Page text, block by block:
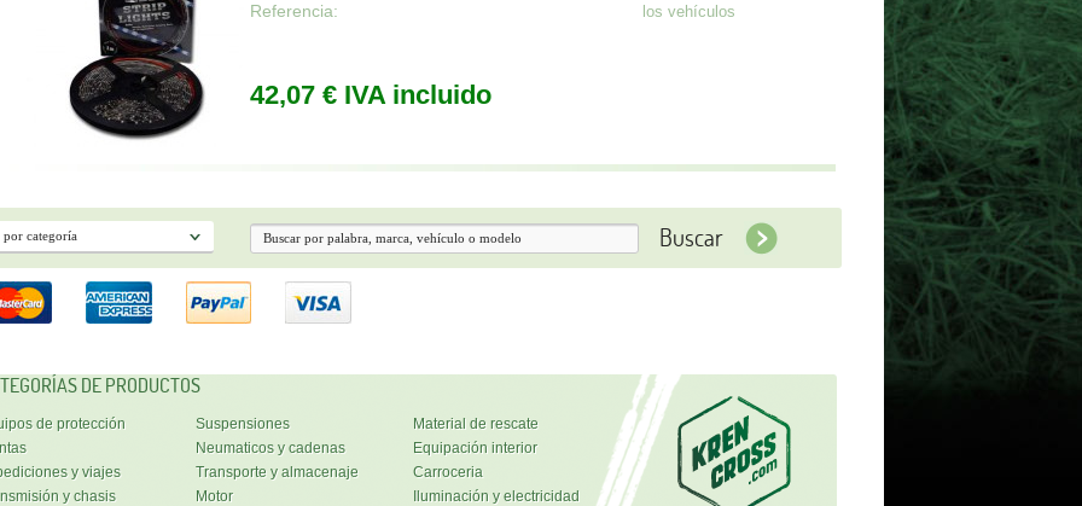
Referencia:
42,07 € IVA incluido
los vehículos
DE PRODUCTOS
de protección Suspensiones
Material de rescate
Neumaticos y cadenas
Equipación interior
y viajes
Transporte y almacenaje
Carroceria
y chasis
Motor Iluminación y electricidad